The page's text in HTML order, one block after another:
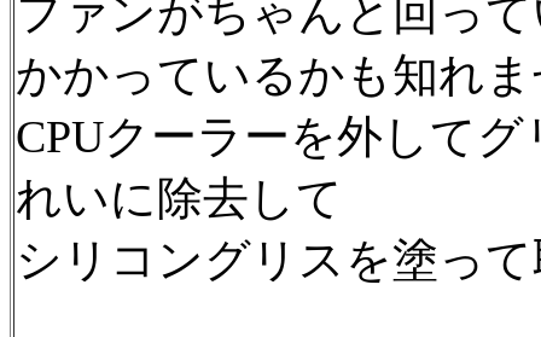
ファンがちゃんと回っ
かかっているかも知れ
CPUクーラーを外して
れいに除去して
シリコングリスを塗っ